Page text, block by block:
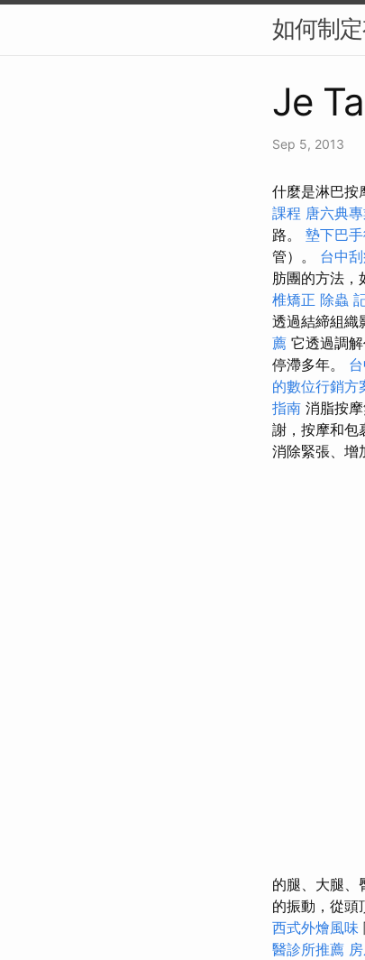
如何制
Je
Sep 5, 2013
什麼是淋巴按
課程 唐六典
路。 墊下巴
管）。 台中
肪團的方法，
椎矯正 除蟲
透過結締組織
薦 它透過調
停滯多年。
的數位行銷方
指南 消脂按
謝，按摩和包
消除緊張、增
的腿、大腿、
的振動，從頭
西式外燴風味
醫診所推薦